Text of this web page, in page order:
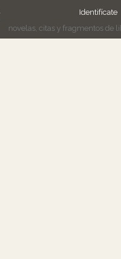
Identifícate
novelas, citas y fragmentos de